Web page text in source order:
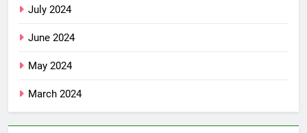
July 2024
June 2024
May 2024
March 2024